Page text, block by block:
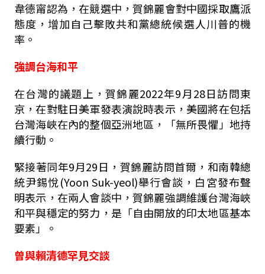
韋德甯認為，在競選中，賀錦麗會對中國採取鷹派
態度，增加自己擊敗共和黨總統候選人川普的機
率。
強調台海和平
在台灣的議題上，賀錦麗2022年9月28日訪問東
京，在對駐日美軍發表演說時表示，美國將在包括
台灣海峽在內的整個亞洲地區，「無所畏懼」地持
續行動。
緊接著同年9月29日，賀錦麗訪問首爾，和南韓總
統尹錫悅(Yoon Suk-yeol)舉行會談，白宮發布聲
明表示，在兩人會談中，賀錦麗強調維護台灣海峽
和平與穩定的努力，是「自由開放的印太地區基本
要素」。
曾與賴清德罕見交談